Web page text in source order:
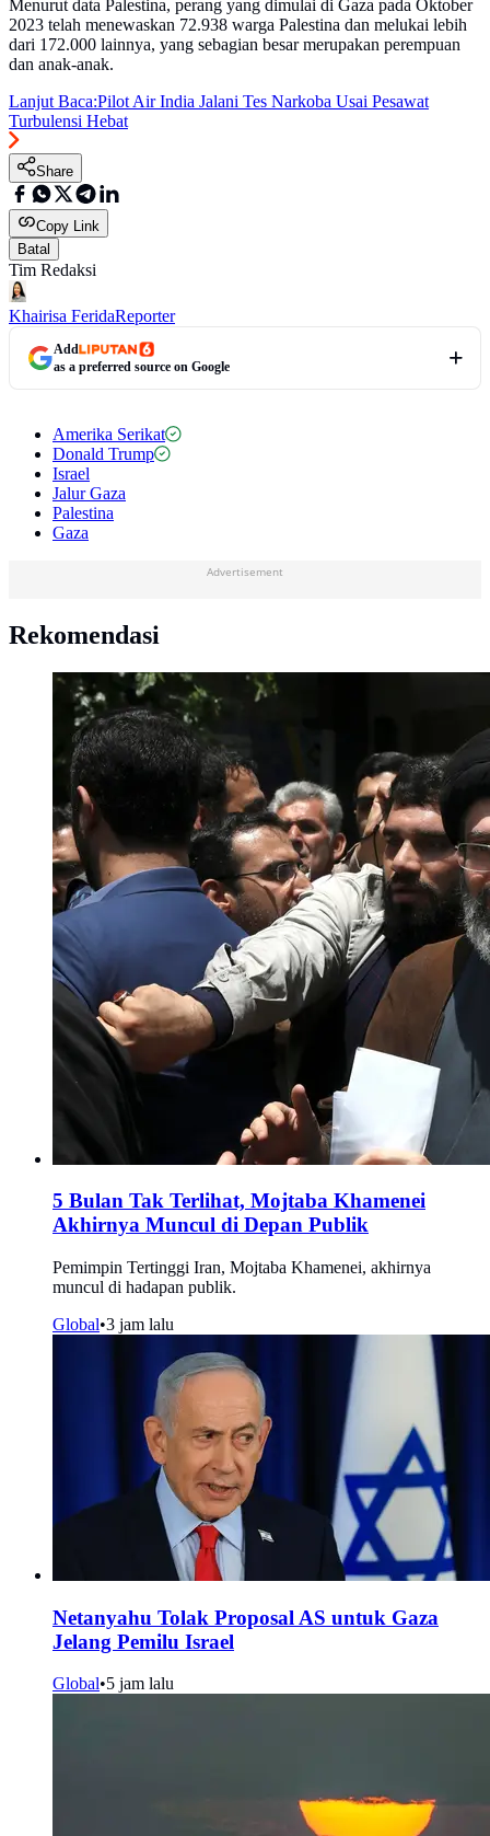
Menurut data Palestina, perang yang dimulai di Gaza pada Oktober
2023 telah menewaskan 72.938 warga Palestina dan melukai lebih
dari 172.000 lainnya, yang sebagian besar merupakan perempuan
dan anak-anak.
Lanjut Baca:Pilot Air India Jalani Tes Narkoba Usai Pesawat
Turbulensi Hebat
Share
Copy Link
Batal
Tim Redaksi
Khairisa FeridaReporter
Add
as a preferred source on Google
Amerika Serikat
Donald Trump
Israel
Jalur Gaza
Palestina
Gaza
Advertisement
Rekomendasi
5 Bulan Tak Terlihat, Mojtaba Khamenei
Akhirnya Muncul di Depan Publik
Pemimpin Tertinggi Iran, Mojtaba Khamenei, akhirnya
muncul di hadapan publik.
Global•3 jam lalu
Netanyahu Tolak Proposal AS untuk Gaza
Jelang Pemilu Israel
Global•5 jam lalu